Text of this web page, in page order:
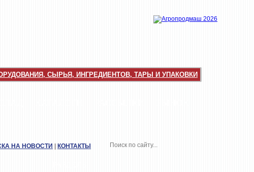
СЫРЬЯ, ИНГРЕДИЕНТОВ, ТАРЫ И УПАКОВКИ
НА НОВОСТИ КОНТАКТЫ